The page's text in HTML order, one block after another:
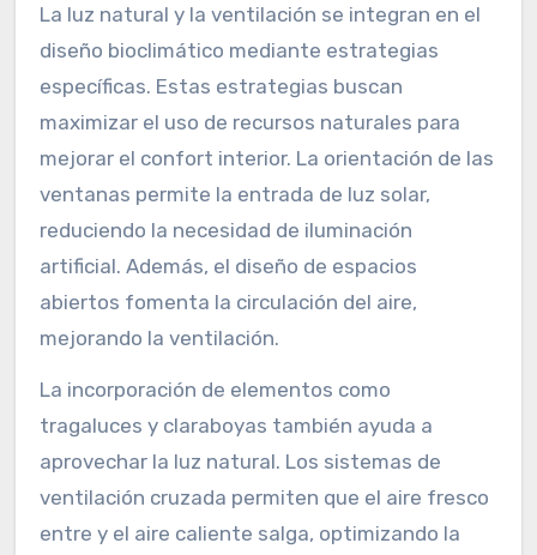
La luz natural y la ventilación se integran en el
diseño bioclimático mediante estrategias
específicas. Estas estrategias buscan
maximizar el uso de recursos naturales para
mejorar el confort interior. La orientación de las
ventanas permite la entrada de luz solar,
reduciendo la necesidad de iluminación
artificial. Además, el diseño de espacios
abiertos fomenta la circulación del aire,
mejorando la ventilación.
La incorporación de elementos como
tragaluces y claraboyas también ayuda a
aprovechar la luz natural. Los sistemas de
ventilación cruzada permiten que el aire fresco
entre y el aire caliente salga, optimizando la